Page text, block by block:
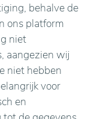
behalve de
ons platform
niet
aangezien wij
niet hebben
voor
en